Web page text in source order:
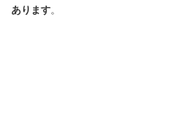
あります。